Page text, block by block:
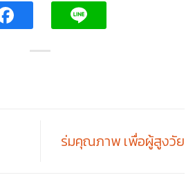
ร่มคุณภาพ เพื่อผู้สูงวัย